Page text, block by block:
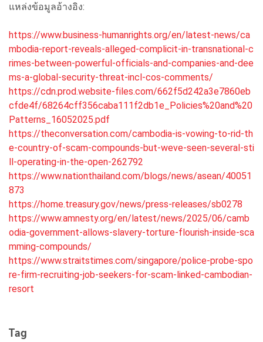
แหล่งข้อมูลอ้างอิง:
https://www.business-humanrights.org/en/latest-news/ca
mbodia-report-reveals-alleged-complicit-in-transnational-c
rimes-between-powerful-officials-and-companies-and-dee
ms-a-global-security-threat-incl-cos-comments/
https://cdn.prod.website-files.com/662f5d242a3e7860eb
cfde4f/68264cff356caba111f2db1e_Policies%20and%20
Patterns_16052025.pdf
https://theconversation.com/cambodia-is-vowing-to-rid-th
e-country-of-scam-compounds-but-weve-seen-several-sti
ll-operating-in-the-open-262792
https://www.nationthailand.com/blogs/news/asean/40051
873
https://home.treasury.gov/news/press-releases/sb0278
https://www.amnesty.org/en/latest/news/2025/06/camb
odia-government-allows-slavery-torture-flourish-inside-sca
mming-compounds/
https://www.straitstimes.com/singapore/police-probe-spo
re-firm-recruiting-job-seekers-for-scam-linked-cambodian-
resort
Tag